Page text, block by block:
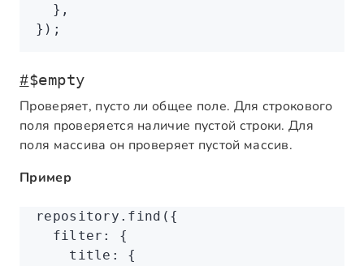
  }
,
});
#$empty
Проверяет, пусто ли общее поле. Для строкового
поля проверяется наличие пустой строки. Для
поля массива он проверяет пустой массив.
Пример
repository .find ({
  filter
:
{
    title
: {